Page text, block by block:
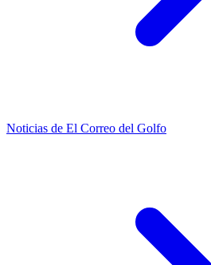
Noticias de El Correo del Golfo